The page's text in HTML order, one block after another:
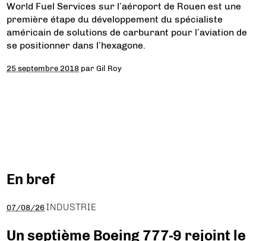
World Fuel Services sur l’aéroport de Rouen est une
première étape du développement du spécialiste
américain de solutions de carburant pour l’aviation de
se positionner dans l’hexagone.
25 septembre 2018 parGil Roy
En bref
07/08/26 INDUSTRIE
Un septième Boeing 777-9 rejoint le